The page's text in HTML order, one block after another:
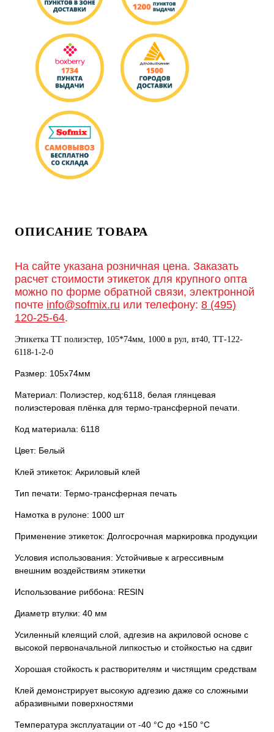
ОПИСАНИЕ ТОВАРА
На сайте указана розничная цена. Заказать
расчет стоимости этикеток для крупного опта
можно по форме обратной связи, электронной
почте info@sofmix.ru или телефону: 8 (495)
120-25-64.
Этикетка ТТ полиэстер, 105*74мм, 1000 в рул, вт40, ТТ-122-
6118-1-2-0
Размер: 105х74мм
Материал: Полиэстер, код:6118, белая глянцевая
полиэстеровая плёнка для термо-трансферной печати.
Код материала: 6118
Цвет: Белый
Клей этикеток: Акриловый клей
Тип печати: Термо-трансферная печать
Намотка в рулоне: 1000 шт
Применение этикеток: Долгосрочная маркировка продукции
Условия использования: Устойчивые к агрессивным
внешним воздействиям этикетки
Использование риббона: RESIN
Диаметр втулки: 40 мм
Усиленный клеящий слой, адгезив на акриловой основе с
высокой первоначальной липкостью и стойкостью на сдвиг
Хорошая стойкость к растворителям и чистящим средствам
Клей демонстрирует высокую адгезию даже со сложными
абразивными поверхностями
Температура эксплуатации от -40 °C до +150 °C